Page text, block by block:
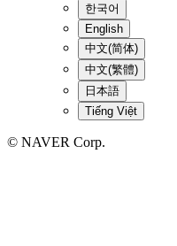
한국어
English
中文(简体)
中文(繁體)
日本語
Tiếng Việt
© NAVER Corp.